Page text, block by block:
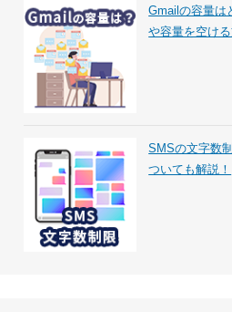
Gmailの容量は
や容量を空け
SMSの文字数
ついても解説！